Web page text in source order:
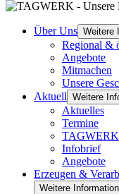
Über Uns Weitere
Regional &
Angebote
Mitmachen
Unsere
Aktuell Weitere
Aktuelles
Termine
Infobrief
Angebote
Erzeugen &
Weitere